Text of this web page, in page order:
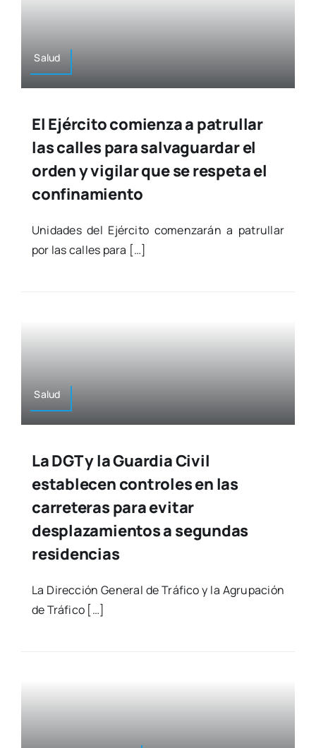
Salud
El Ejército comienza a patrullar
las calles para salvaguardar el
orden y vigilar que se respeta el
confinamiento
Uni­da­des del Ejér­ci­to comen­za­rán a patru­llar
por las calles para […]
Salud
La DGT y la Guardia Civil
establecen controles en las
carreteras para evitar
desplazamientos a segundas
residencias
La Direc­ción Gene­ral de Trá­fi­co y la Agru­pa­ción
de Trá­fi­co […]